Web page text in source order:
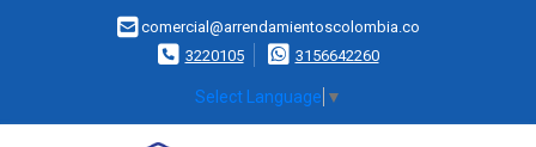
comercial@arrendamientoscolombia.co
3220105
3156642260
Select Language ▼